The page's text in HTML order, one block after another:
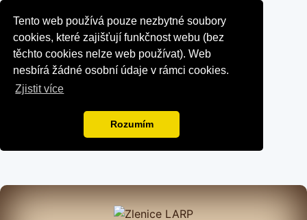
Tento web používá pouze nezbytné soubory
cookies, které zajišťují funkčnost webu (bez
těchto cookies nelze web používat). Web
nesbírá žádné osobní údaje v rámci cookies.
Zjistit více
Rozumím